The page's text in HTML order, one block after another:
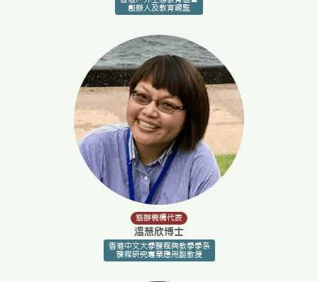
創辦人及教育總監
協辦機構代表
溫慧欣博士
香港中文大學課程與教學學系
課程研究專業應用副教授